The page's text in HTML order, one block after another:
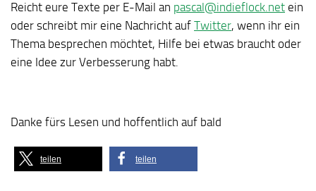
Reicht eure Texte per E-Mail an pascal@indieflock.net ein
oder schreibt mir eine Nachricht auf Twitter, wenn ihr ein
Thema besprechen möchtet, Hilfe bei etwas braucht oder
eine Idee zur Verbesserung habt.
Danke fürs Lesen und hoffentlich auf bald
teilen teilen